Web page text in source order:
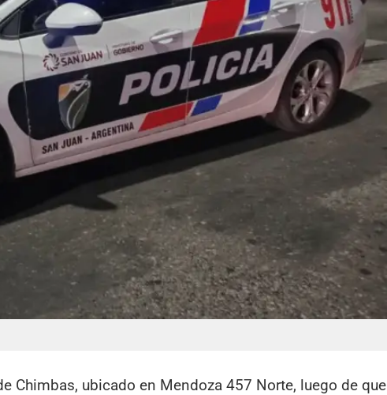
Chimbas, ubicado en Mendoza 457 Norte, luego de que